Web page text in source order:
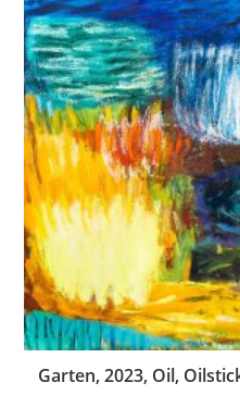
Garten, 2023, Oil,